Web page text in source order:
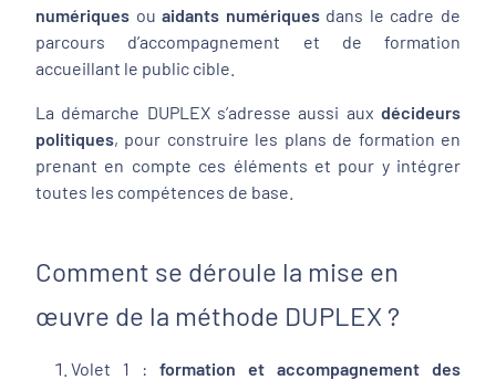
numériques ouaidants numériquesdans le cadre de
parcours d’accompagnement et de formation
accueillant le public cible.
La démarche DUPLEX s’adresse aussi aux décideurs
politiques, pour construire les plans de formation en
prenant en compte ces éléments et pour y intégrer
toutes les compétences de base.
Comment se déroule la mise en
œuvre de la méthode DUPLEX ?
Volet 1 : formation et accompagnement des